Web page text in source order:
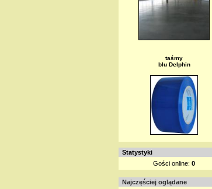
taśmy
blu Delphin
Statystyki
Gości online: 0
Najczęściej oglądane